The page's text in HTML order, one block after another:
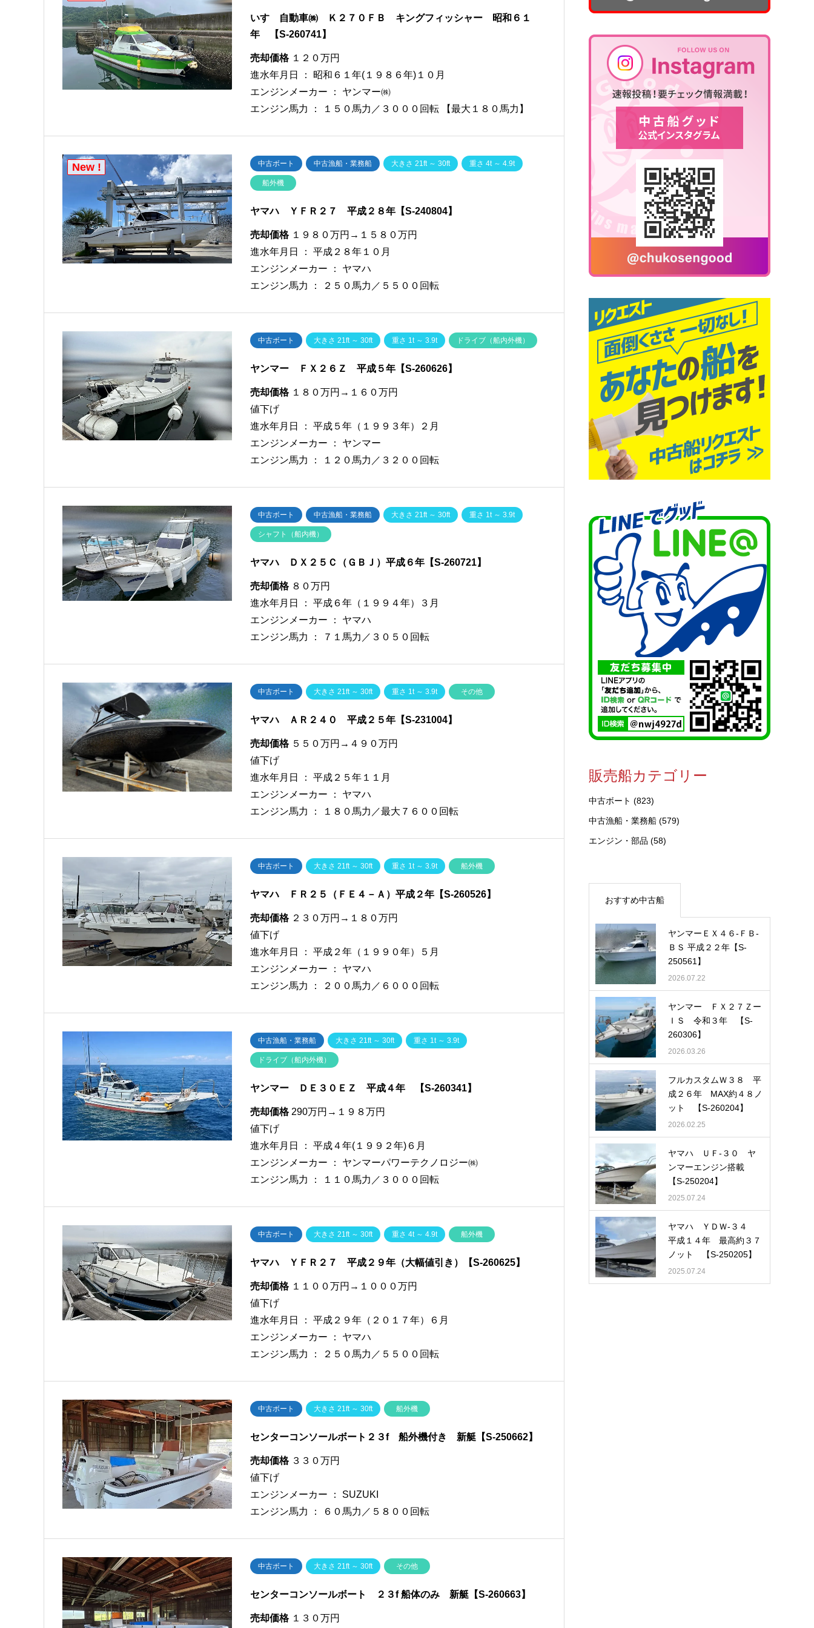
いすゞ自動車㈱ Ｋ２７０ＦＢ キングフィッシャー 昭和６１
年 【S-260741】
売却価格 １２０万円
進水年月日 ： 昭和６１年(１９８６年)１０月
エンジンメーカー ： ヤンマー㈱
エンジン馬力 ：
１５０馬力／３０００回転 【最大１８０馬力】
New ! 中古ボート 中古漁船・業務船 大きさ 21ft ～ 30ft 重さ 4t ～ 4.9t
船外機
ヤマハ ＹＦＲ２７ 平成２８年【S-240804】
売却価格 １９８０万円→１５８０万円
進水年月日 ：平成２８年１０月
エンジンメーカー ： ヤマハ
エンジン馬力 ：
２５０馬力／５５００回転
中古ボート 大きさ 21ft ～ 30ft 重さ 1t ～ 3.9t ドライブ（船内外機）
ヤンマー ＦＸ２６Ｚ 平成５年【S-260626】
売却価格 １８０万円→１６０万円
値下げ
進水年月日 ：平成５年（１９９３年）２月
エンジンメーカー ： ヤンマー
エンジン馬力 ：
１２０馬力／３２００回転
中古ボート 中古漁船・業務船 大きさ 21ft ～ 30ft 重さ 1t ～ 3.9t
シャフト（船内機）
ヤマハ ＤＸ２５Ｃ（ＧＢＪ）平成６年【S-260721】
売却価格 ８０万円
進水年月日 ：平成６年（１９９４年）３月
エンジンメーカー ： ヤマハ
エンジン馬力 ：
７１馬力／３０５０回転
中古ボート 大きさ 21ft ～ 30ft 重さ 1t ～ 3.9t その他
ヤマハ ＡＲ２４０ 平成２５年【S-231004】
売却価格 ５５０万円→４９０万円
値下げ
進水年月日 ：平成２５年１１月
エンジンメーカー ： ヤマハ
エンジン馬力 ：
１８０馬力／最大７６００回転
中古ボート 大きさ 21ft ～ 30ft 重さ 1t ～ 3.9t 船外機
ヤマハ ＦＲ２５（ＦＥ４－Ａ）平成２年【S-260526】
売却価格 ２３０万円→１８０万円
値下げ
進水年月日 ：平成２年（１９９０年）５月
エンジンメーカー ： ヤマハ
エンジン馬力 ：
２００馬力／６０００回転
中古漁船・業務船 大きさ 21ft ～ 30ft 重さ 1t ～ 3.9t
ドライブ（船内外機）
ヤンマー ＤＥ３０ＥＺ 平成４年 【S-260341】
売却価格 290万円→１９８万円
値下げ
進水年月日 ：平成４年(１９９２年)６月
エンジンメーカー ： ヤンマーパワーテクノロジー㈱
エンジン馬力 ：
１１０馬力／３０００回転
中古ボート 大きさ 21ft ～ 30ft 重さ 4t ～ 4.9t 船外機
ヤマハ ＹＦＲ２７ 平成２９年（大幅値引き）【S-260625】
売却価格 １１００万円→１０００万円
値下げ
進水年月日 ：平成２９年（２０１７年）６月
エンジンメーカー ： ヤマハ
エンジン馬力 ：
２５０馬力／５５００回転
中古ボート 大きさ 21ft ～ 30ft 船外機
センターコンソールボート２３f 船外機付き 新艇【S-250662】
売却価格 ３３０万円
値下げ
エンジンメーカー ： SUZUKI
エンジン馬力 ：
６０馬力／５８００回転
中古ボート 大きさ 21ft ～ 30ft その他
センターコンソールボート ２３f 船体のみ 新艇【S-260663】
売却価格 １３０万円
販売船カテゴリー
中古ボート (823)
中古漁船・業務船 (579)
エンジン・部品 (58)
おすすめ中古船
ヤンマーＥＸ４６-ＦＢ-
ＢＳ 平成２２年【S-
250561】
2026.07.22
ヤンマー ＦＸ２７Ｚー
ＩＳ 令和３年 【S-
260306】
2026.03.26
フルカスタムＷ３８ 平
成２６年 MAX約４８ノ
ット 【S-260204】
2026.02.25
ヤマハ ＵＦ-３０ ヤ
ンマーエンジン搭載
【S-250204】
2025.07.24
ヤマハ ＹＤＷ-３４
平成１４年 最高約３７
ノット 【S-250205】
2025.07.24